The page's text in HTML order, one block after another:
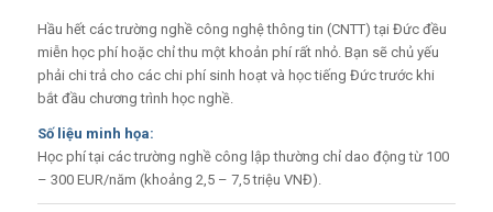
Hầu hết các trường nghề công nghệ thông tin (CNTT) tại Đức đều
miễn học phí hoặc chỉ thu một khoản phí rất nhỏ. Bạn sẽ chủ yếu
phải chi trả cho các chi phí sinh hoạt và học tiếng Đức trước khi
bắt đầu chương trình học nghề.
Số liệu minh họa:
Học phí tại các trường nghề công lập thường chỉ dao động từ 100
– 300 EUR/năm (khoảng 2,5 – 7,5 triệu VNĐ).